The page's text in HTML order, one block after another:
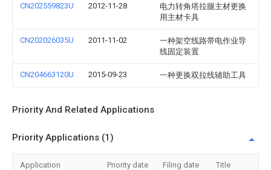
CN202559823U 2012-11-28
电力转角塔拉腿主材更换
用主材卡具
CN202026035U 2011-11-02
一种架空线路带电作业导
线固定装置
CN204663120U 2015-09-23 一种更换双拉线辅助工具
Priority And Related Applications
Priority Applications (1)
Application Priority date Filing date Title